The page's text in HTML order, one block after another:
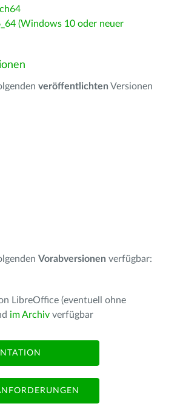
(Windows 10 oder neuer
veröffentlichten Versionen
Vorabversionen verfügbar:
LibreOffice (eventuell ohne
im Archiv verfügbar